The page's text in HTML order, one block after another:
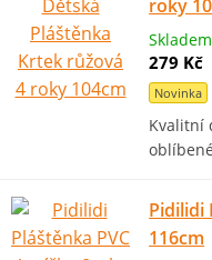
roky
Skladem
279 Kč
Novinka
Kvalitní
Pidilidi
116cm